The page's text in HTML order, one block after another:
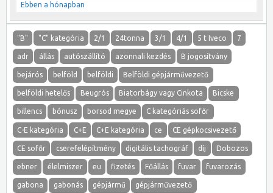
Ebben a hónapban
"B" "C" kategória 2/1 24tonna 3/1 4/1 5 t Iveco 7
adr állás autószállító azonnali kezdés B jogosítvány
bejárós belföld belföldi Belföldi gépjárművezető
belföldi hetelős Beugrós Biatorbágy vagy Cinkota Bicske
billencs bónusz borsod megye C kategóriás sofőr
C-E kategória C+E C+E kategória ce CE gépkocsivezető
CE sofőr cserefelépítmény digitális tachográf díj Dobozos
ebner élelmiszer eu fizetés Főállás fuvar fuvarozás
gabona gabonás gépjármű gépjárművezető